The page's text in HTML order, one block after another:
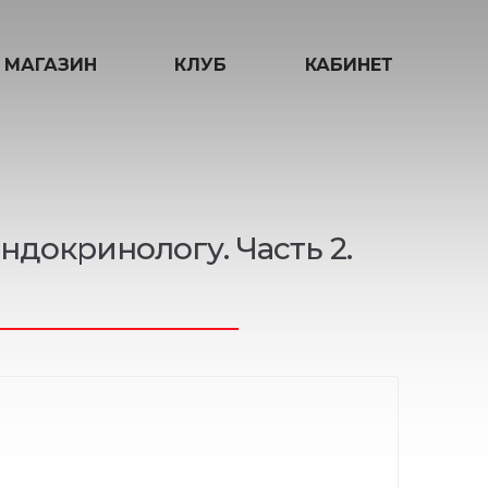
МАГАЗИН КЛУБ КАБИНЕТ
Часть 2.